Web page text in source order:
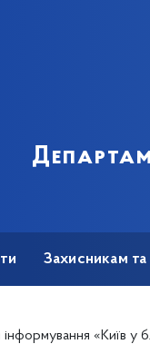
Захисникам
інформування «Київ у